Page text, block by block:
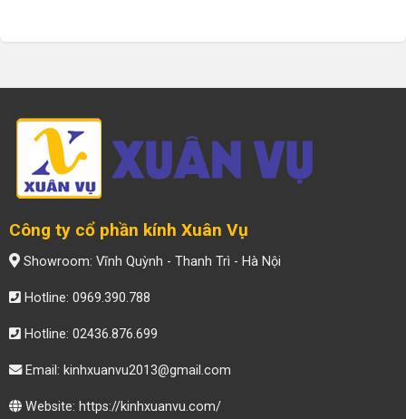
Công ty cổ phần kính Xuân Vụ
Showroom: Vĩnh Quỳnh - Thanh Trì - Hà Nội
Hotline: 0969.390.788
Hotline: 02436.876.699
Email: kinhxuanvu2013@gmail.com
Website: https://kinhxuanvu.com/